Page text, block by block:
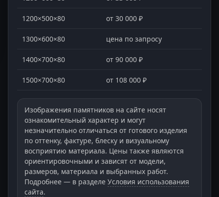
1200×500×80 от 30 000 ₽
1300×600×80 цена по запросу
1400×700×80 от 90 000 ₽
1500×700×80 от 108 000 ₽
Изображения памятников на сайте носят
ознакомительный характер и могут
незначительно отличаться от готового изделия
по оттенку, фактуре, блеску и визуальному
восприятию материала. Цены также являются
ориентировочными и зависят от модели,
размеров, материала и выбранных работ.
Подробнее — в разделе Условия использования
сайта.